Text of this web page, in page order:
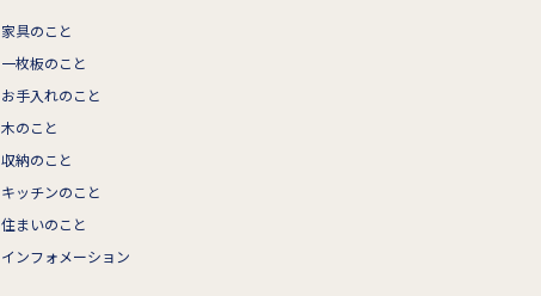
家具のこと
一枚板のこと
お手入れのこと
木のこと
収納のこと
キッチンのこと
住まいのこと
インフォメーション